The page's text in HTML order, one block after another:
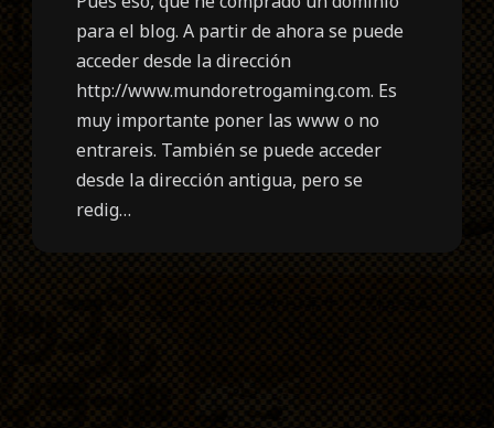
para el blog. A partir de ahora se puede
acceder desde la dirección
http://www.mundoretrogaming.com. Es
muy importante poner las www o no
entrareis. También se puede acceder
desde la dirección antigua, pero se
redig…